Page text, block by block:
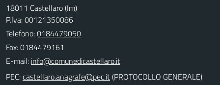
18011 Castellaro (Im)
P.Iva: 00121350086
Telefono:0184479050
Fax: 0184479161
E-mail:
PEC:
(PROTOCOLLO GENERALE)